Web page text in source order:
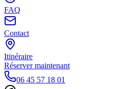
FAQ
Contact
Itinéraire
Réserver maintenant
06 45 57 18 01